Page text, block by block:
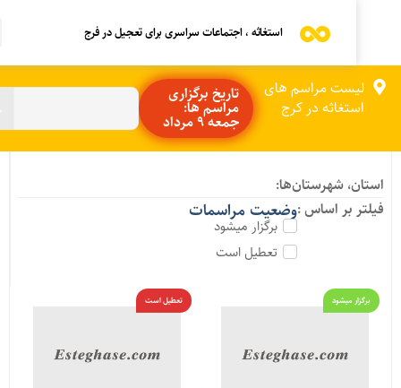
استغاثه ، اجتماعات سراسری برای تعجیل در فرج
لیست مراسم های
استغاثه در کرج
تاریخ برگزاری
مراسم ها:
جمعه 9 مرداد
شهرستان‌ها:
بر اساس :وضعیت مراسمات
برگزار میشود
تعطیل است
برگزار میشود تعطیل است